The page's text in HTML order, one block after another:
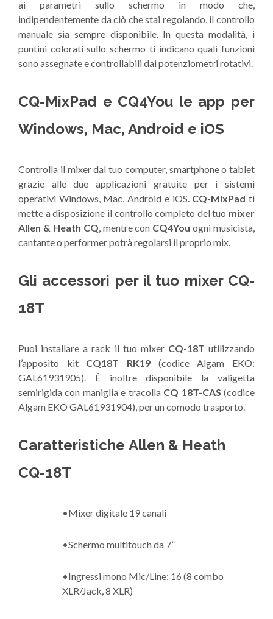
ai parametri sullo schermo in modo che,
indipendentemente da ciò che stai regolando, il controllo
manuale sia sempre disponibile. In questa modalità, i
puntini colorati sullo schermo ti indicano quali funzioni
sono assegnate e controllabili dai potenziometri rotativi.
CQ-MixPad e CQ4You le app per
Windows, Mac, Android e iOS
Controlla il mixer dal tuo computer, smartphone o tablet
grazie alle due applicazioni gratuite per i sistemi
operativi Windows, Mac, Android e iOS. CQ-MixPad ti
mette a disposizione il controllo completo del tuo mixer
Allen & Heath CQ , mentre con CQ4You ogni musicista,
cantante o performer potrà regolarsi il proprio mix.
Gli accessori per il tuo mixer CQ-
18T
Puoi installare a rack il tuo mixer CQ-18T utilizzando
l’apposito kit CQ18T RK19 (codice Algam EKO:
GAL61931905). È inoltre disponibile la valigetta
semirigida con maniglia e tracolla CQ 18T-CAS (codice
Algam EKO GAL61931904), per un comodo trasporto.
Caratteristiche Allen & Heath
CQ-18T
•Mixer digitale 19 canali
•Schermo multitouch da 7”
•Ingressi mono Mic/Line: 16 (8 combo
XLR/Jack, 8 XLR)